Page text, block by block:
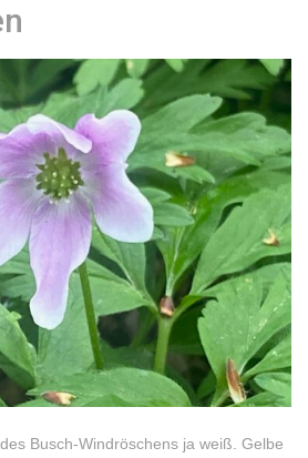
Busch-Windröschens ja weiß. Gelbe